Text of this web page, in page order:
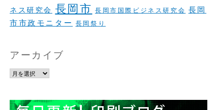
ネス研究会 長岡市 長岡市国際ビジネス研究会 長岡
市市政モニター 長岡祭り
アーカイブ
ア
カ